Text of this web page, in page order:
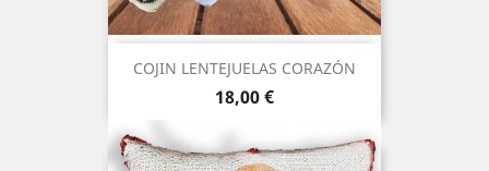
COJIN LENTEJUELAS CORAZÓN
Precio
18,00 €